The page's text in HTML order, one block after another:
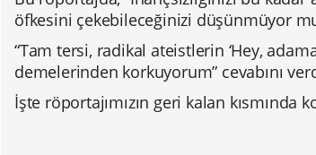
öfkesini çekebileceğinizi düşünmüyor
“Tam tersi, radikal ateistlerin ‘Hey,
demelerinden korkuyorum” cevabını
İşte röportajımızın geri kalan kısmında